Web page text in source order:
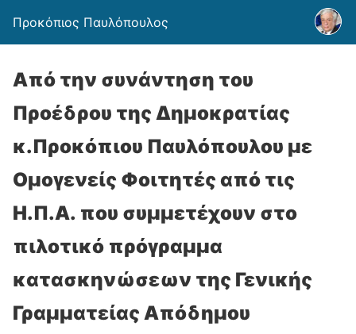
Προκόπιος Παυλόπουλος
Από την συνάντηση του
Προέδρου της Δημοκρατίας
κ.Προκόπιου Παυλόπουλου με
Ομογενείς Φοιτητές από τις
Η.Π.Α. που συμμετέχουν στο
πιλοτικό πρόγραμμα
κατασκηνώσεων της Γενικής
Γραμματείας Απόδημου